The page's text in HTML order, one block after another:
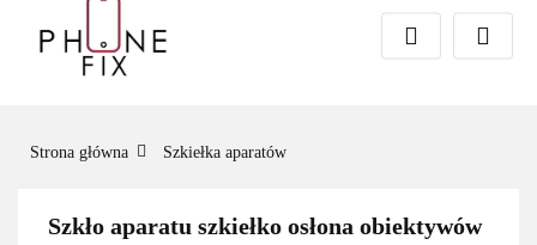
Załóż konto
Strona główna Szkiełka aparatów
Szkło aparatu szkiełko osłona obiektywów